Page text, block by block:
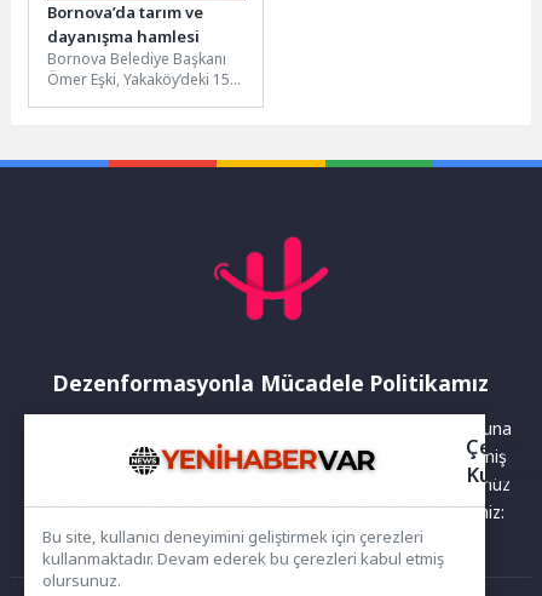
Bornova’da tarım ve
dayanışma hamlesi
Bornova Belediye Başkanı
Ömer Eşki, Yakaköy’deki 15
Dezenformasyonla Mücadele Politikamız
Yayınlanan haberler doğruluk ilkesi gözetilerek hazırlanır. Buna
rağmen bazı içeriklerde eksik, hatalı veya güncelliğini yitirmiş
bilgiler bulunabilir.Yanlış veya yanıltıcı olduğunu düşündüğünüz
haberleri aşağıdaki iletişim kanallarından bize bildirebilirsiniz:
Çerez
Bu site, kullanıcı deneyimini geliştirmek için çerezleri
kullanmaktadır. Devam ederek bu çerezleri kabul etmiş
olursunuz.